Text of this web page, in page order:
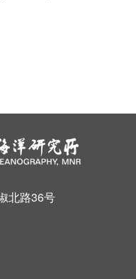
北路36号